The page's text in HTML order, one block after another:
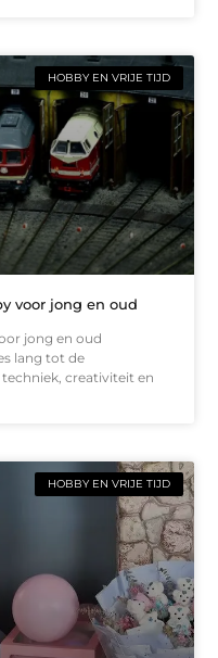
HOBBY EN VRIJE TIJD
voor jong en oud
jong en oud
lang tot de
creativiteit en
HOBBY EN VRIJE TIJD